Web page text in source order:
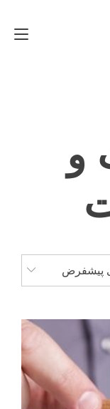
و
پیشفرض